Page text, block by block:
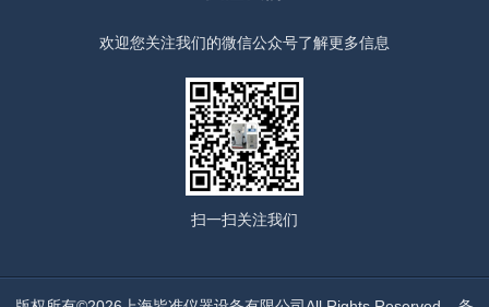
欢迎您关注我们的微信公众号了解更多信息
扫一扫关注我们